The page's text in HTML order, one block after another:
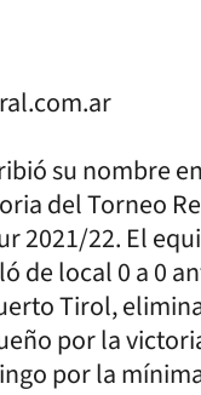
su nombre
del Torneo
2021/22. El
de local 0 a 0
Tirol,
por la
por la